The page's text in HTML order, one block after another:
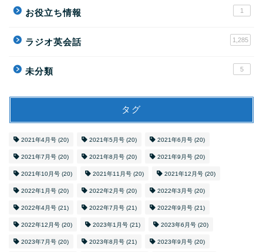
お役立ち情報 1
ラジオ英会話 1,285
未分類 5
タグ
2021年4月号 (20) 2021年5月号 (20) 2021年6月号 (20)
2021年7月号 (20) 2021年8月号 (20) 2021年9月号 (20)
2021年10月号 (20) 2021年11月号 (20) 2021年12月号 (20)
2022年1月号 (20) 2022年2月号 (20) 2022年3月号 (20)
2022年4月号 (21) 2022年7月号 (21) 2022年9月号 (21)
2022年12月号 (20) 2023年1月号 (21) 2023年6月号 (20)
2023年7月号 (20) 2023年8月号 (21) 2023年9月号 (20)